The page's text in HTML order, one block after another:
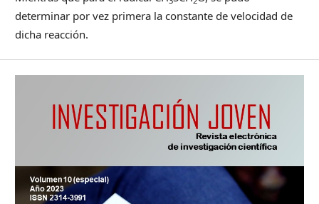
determinar por vez primera la constante de velocidad de
dicha reacción.